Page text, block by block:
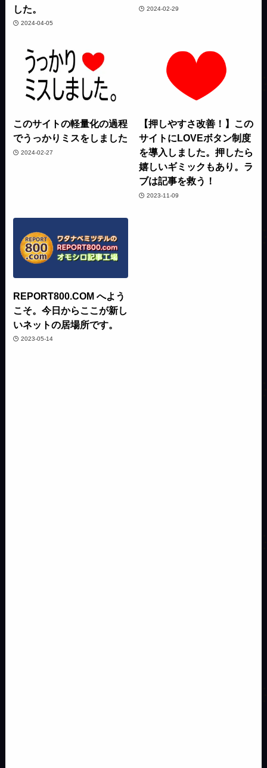
した。
2024-04-05
2024-02-29
このサイトの軽量化の過程
でうっかりミスをしました
2024-02-27
【押しやすさ改善！】この
サイトにLOVEボタン制度
を導入しました。押したら
嬉しいギミックもあり。ラ
ブは記事を救う！
2023-11-09
REPORT800.COM へよう
こそ。今日からここが新し
いネットの居場所です。
2023-05-14